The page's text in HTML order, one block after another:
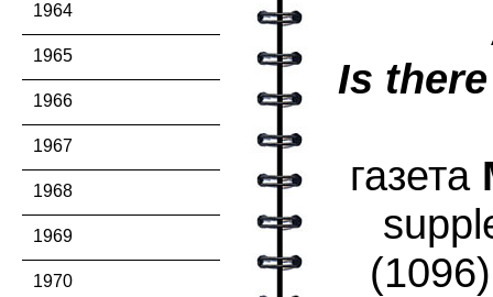
1964
1965
1966
1967
1968
1969
1970
Is
газета